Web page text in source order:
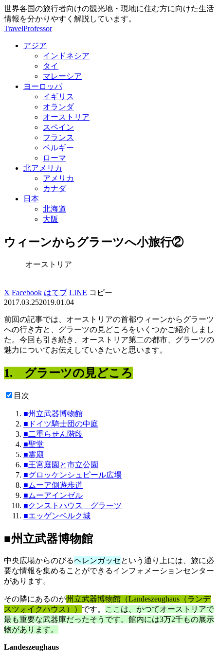
世界各国の旅行者向けの観光地・現地に住む方に向けた生活
情報を分かりやすく解説しています。
TravelProfessor
アジア
インドネシア
タイ
マレーシア
ヨーロッパ
イギリス
オランダ
オーストリア
スペイン
フランス
ベルギー
ローマ
北アメリカ
アメリカ
カナダ
日本
北海道
大阪
ウィーンからグラーツへ小旅行②
オーストリア
X Facebook はてブ LINE コピー
2017.03.252019.01.04
前回の記事では、オーストリアの首都ウィーンからグラーツ
への行き方と、グラーツの見どころをいくつかご紹介しまし
た。今回も引き続き、オーストリア第二の都市、グラーツの
魅力についてお伝えしていきたいと思います。
1. グラーツの見どころ
目次
■州立武器博物館
■ドイツ騎士団の中庭
■二重らせん階段
■聖堂
■霊廟
■王宮庭園と市立公園
■グロッケンシュピール広場
■ムーア側遊歩道
■ムーアインゼル
■クンストハウス グラーツ
■エッゲンベルク城
■州立武器博物館
中央広場からのびるヘレンガッセという通り上には、旅に必
要な情報を集めることができるインフォメーションセンター
があります。
その隣にあるのが州立武器博物館（Landeszeughaus（ランデ
スツォイクハウス）） です。
ここは、かつてオーストリアで
最も重要な武器庫だったそうです。館内には3万2千もの展示
物があります。
Landeszeughaus